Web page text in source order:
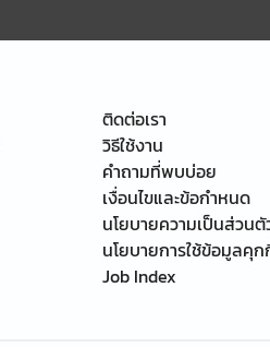
ติดต่อเรา
วิธีใช้งาน
คำถามที่พบบ่อย
เงื่อนไขและข้อกำหนด
นโยบายความเป็นส่วนตั
นโยบายการใช้ข้อมูลคุ
Job Index